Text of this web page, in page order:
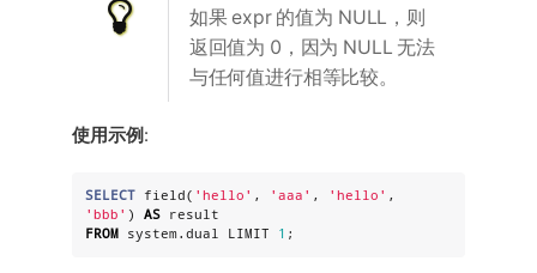
如果 expr 的值为 NULL，则
返回值为 0，因为 NULL 无法
与任何值进行相等比较。
使用示例 :
SELECT field( 'hello ' , 'aaa ' , 'hello '
'bbb ' ) AS
FROM system.dual LIMIT 1 ;